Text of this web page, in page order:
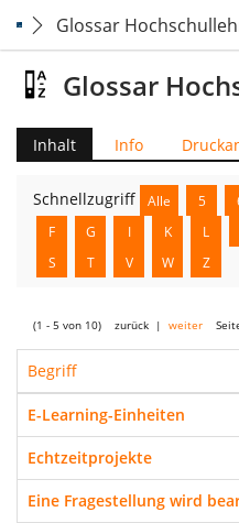
Glossar
Glossar
Inhalt Info
Schnellzugriff Alle 5
F
G I K L
S
T V W Z
(1 - 5 von 10) zurück | weiter
Begriff
E-Learning-Einheiten
Echtzeitprojekte
Eine Fragestellung wird